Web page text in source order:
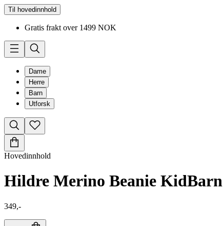
Til hovedinnhold
Gratis frakt over 1499 NOK
Dame
Herre
Barn
Utforsk
Hovedinnhold
Hildre Merino Beanie KidBarn
349,-